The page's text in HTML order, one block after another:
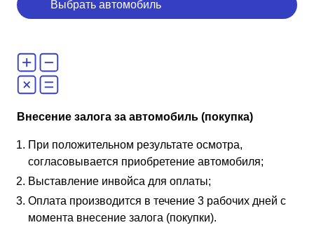
Выбрать автомобиль
Внесение залога за автомобиль (покупка)
При положительном результате осмотра,
согласовывается приобретение автомобиля;
Выставление инвойса для оплаты;
Оплата производится в течение 3 рабочих дней с
момента внесение залога (покупки).